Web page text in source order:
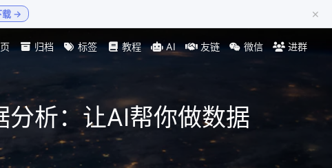
载 → ×
归档 标签 教程 AI 友链 微信 进群
析：让AI帮你做数据